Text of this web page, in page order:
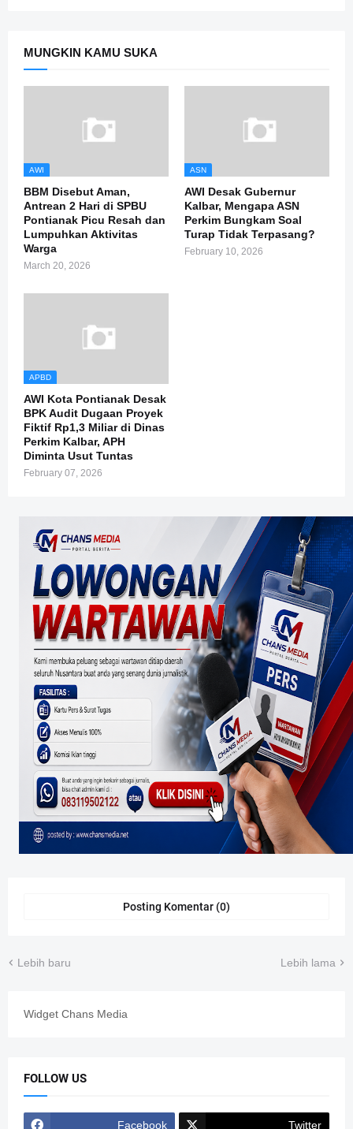
MUNGKIN KAMU SUKA
AWI
BBM Disebut Aman,
Antrean 2 Hari di SPBU
Pontianak Picu Resah dan
Lumpuhkan Aktivitas
Warga
March 20, 2026
ASN
AWI Desak Gubernur
Kalbar, Mengapa ASN
Perkim Bungkam Soal
Turap Tidak Terpasang?
February 10, 2026
APBD
AWI Kota Pontianak Desak
BPK Audit Dugaan Proyek
Fiktif Rp1,3 Miliar di Dinas
Perkim Kalbar, APH
Diminta Usut Tuntas
February 07, 2026
Posting Komentar (0)
Lebih baru Lebih lama
Widget Chans Media
FOLLOW US
Facebook Twitter